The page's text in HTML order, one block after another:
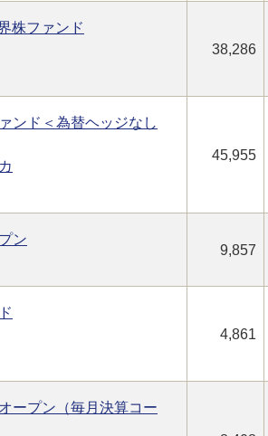
株ファンド
38,286
ンド＜為替ヘッジなし
45,955
ン
9,857
4,861
ープン（毎月決算コー